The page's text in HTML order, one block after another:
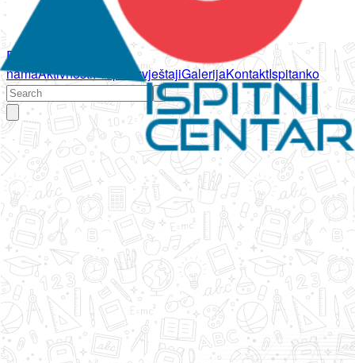
Početna
namaAktivnostiPropisi IzvještajiGalerijaKontaktIspitanko